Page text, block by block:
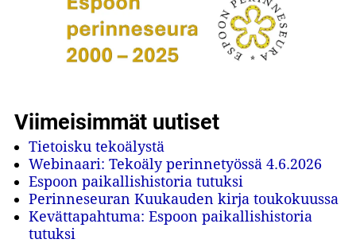
Viimeisimmät uutiset
Tietoisku tekoälystä
Webinaari: Tekoäly perinnetyössä 4.6.2026
Espoon paikallishistoria tutuksi
Perinneseuran Kuukauden kirja toukokuussa
Kevättapahtuma: Espoon paikallishistoria
tutuksi